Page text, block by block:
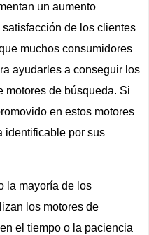
un aumento
de los clientes
muchos consumidores
ayudarles a conseguir los
motores de búsqueda. Si
en estos motores
identificable por sus
la mayoría de los
los motores de
el tiempo o la paciencia